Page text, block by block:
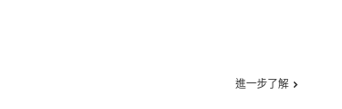
進一步了解